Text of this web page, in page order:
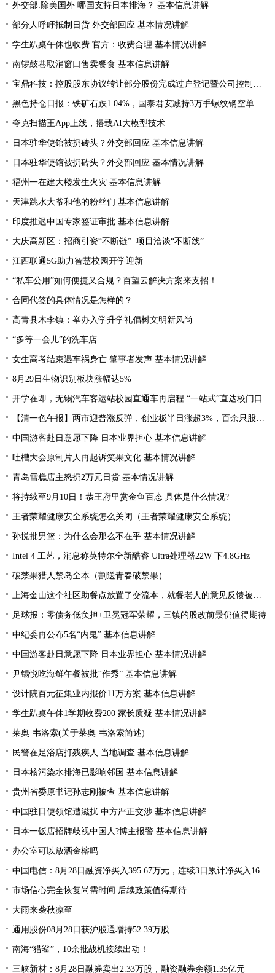
外交部:除美国外 哪国支持日本排海？ 基本信息讲解
部分人呼吁抵制日货 外交部回应 基本情况讲解
学生趴桌午休也收费 官方：收费合理 基本情况讲解
南锣鼓巷取消窗口售卖餐食 基本信息讲解
宝鼎科技：控股股东协议转让部分股份完成过户登记暨公司控制权发生变更
黑色持仓日报：铁矿石跌1.04%，国泰君安减持3万手螺纹钢空单
夸克扫描王App上线，搭载AI大模型技术
日本驻华使馆被扔砖头？外交部回应 基本信息讲解
日本驻华使馆被扔砖头？外交部回应 基本情况讲解
福州一在建大楼发生火灾 基本信息讲解
天津跳水大爷和他的粉丝们 基本信息讲解
印度推迟中国专家签证审批 基本信息讲解
大庆高新区：招商引资“不断链” 项目洽谈“不断线”
江西联通5G助力智慧校园开学迎新
“私车公用”如何便捷又合规？百望云解决方案来支招！
合同代签的具体情况是怎样的？
高青县木李镇：举办入学升学礼倡树文明新风尚
“多等一会儿”的洗车店
女生高考结束遇车祸身亡 肇事者发声 基本情况讲解
8月29日生物识别板块涨幅达5%
开学在即，无锡汽车客运站校园直通车再启程 “一站式”直达校门口
【清一色午报】两市迎普涨反弹，创业板半日涨超3%，百余只股涨停或涨超10%
中国游客赴日意愿下降 日本业界担心 基本信息讲解
吐槽大会原制片人再起诉笑果文化 基本情况讲解
青岛雪糕店主怒扔2万元日货 基本情况讲解
将持续至9月10日！恭王府里赏金鱼百态 具体是什么情况?
王者荣耀健康安全系统怎么关闭（王者荣耀健康安全系统）
孙悦批男篮：为什么会那么不在乎 基本情况讲解
Intel 4 工艺，消息称英特尔全新酷睿 Ultra处理器22W 下4.8GHz
破禁果猎人禁岛全本（割送青春破禁果）
上海金山这个社区助餐点放置了交流本，就餐老人的意见反馈被采纳
足球报：零债务低负担+卫冕冠军荣耀，三镇的股改前景仍值得期待
中纪委再公布5名“内鬼” 基本信息讲解
中国游客赴日意愿下降 日本业界担心 基本情况讲解
尹锡悦吃海鲜午餐被批“作秀” 基本信息讲解
设计院百元征集业内报价11万方案 基本信息讲解
学生趴桌午休1学期收费200 家长质疑 基本情况讲解
莱奥·韦洛索(关于莱奥·韦洛索简述)
民警在足浴店打残疾人 当地调查 基本信息讲解
日本核污染水排海已影响邻国 基本信息讲解
贵州省委原书记孙志刚被查 基本信息讲解
中国驻日使领馆遭滋扰 中方严正交涉 基本信息讲解
日本一饭店招牌歧视中国人?博主报警 基本信息讲解
办公室可以放洒金榕吗
中国电信：8月28日融资净买入395.67万元，连续3日累计净买入1668.15万元
市场信心完全恢复尚需时间 后续政策值得期待
大雨来袭秋凉至
通用股份08月28日获沪股通增持52.39万股
南海“猎鲨”，10余批战机接续出动！
三峡新材：8月28日融券卖出2.33万股，融资融券余额1.35亿元